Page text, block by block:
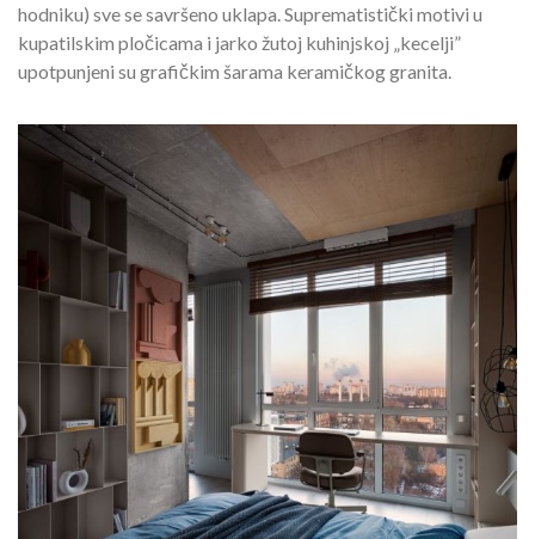
hodniku) sve se savršeno uklapa. Suprematistički motivi u
kupatilskim pločicama i jarko žutoj kuhinjskoj „kecelji”
upotpunjeni su grafičkim šarama keramičkog granita.